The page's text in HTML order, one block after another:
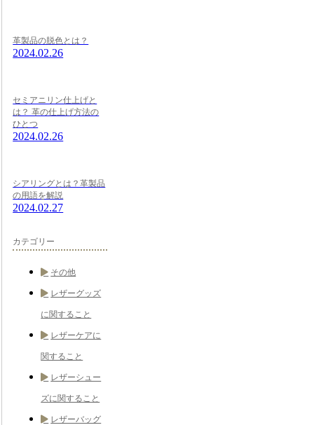
革製品の脱色とは？
2024.02.26
セミアニリン仕上げと
は？ 革の仕上げ方法の
ひとつ
2024.02.26
シアリングとは？革製品
の用語を解説
2024.02.27
カテゴリー
その他
レザーグッズ
に関すること
レザーケアに
関すること
レザーシュー
ズに関すること
レザーバッグ